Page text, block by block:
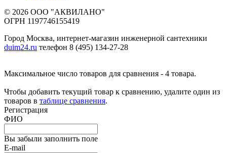
© 2026 ООО "АКВИЛАНО"
ОГРН 1197746155419
Город Москва, интернет-магазин инженерной сантехники
duim24.ru телефон 8 (495) 134-27-28
Максимальное число товаров для сравнения - 4 товара.
Чтобы добавить текущий товар к сравнению, удалите один из
товаров в таблице сравнения.
Регистрация
ФИО
Вы забыли заполнить поле
E-mail